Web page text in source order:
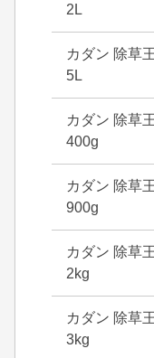
2L
カダン 除草
5L
カダン 除草
400g
カダン 除草
900g
カダン 除草
2kg
カダン 除草
3kg